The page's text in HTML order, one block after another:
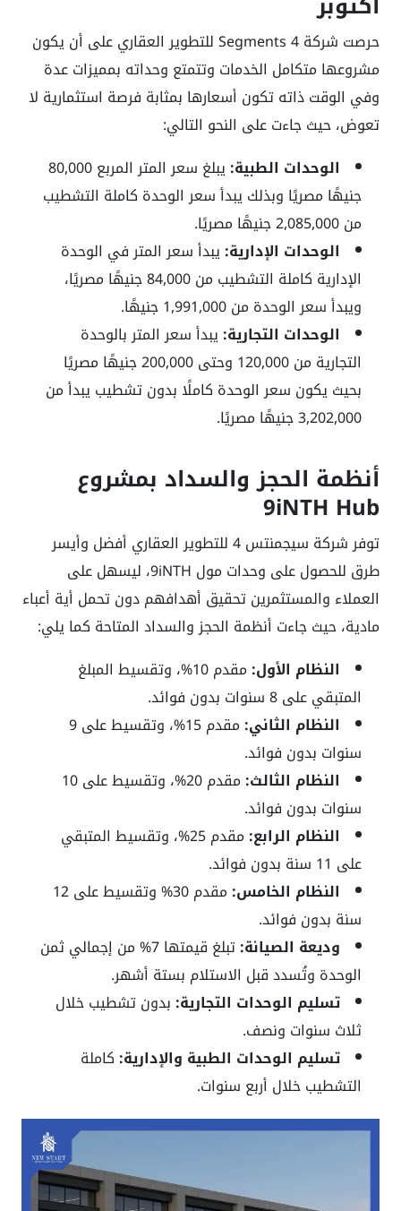
حرصت شركة Segments 4 للتطوير العقاري على أن يكون
مشروعها متكامل الخدمات وتتمتع وحداته بمميزات عدة
وفي الوقت ذاته تكون أسعارها بمثابة فرصة استثمارية لا
تعوض، حيث جاءت على النحو التالي:
الوحدات الطبية:
يبلغ سعر المتر المربع 80,000
جنيهًا مصريًا وبذلك يبدأ سعر الوحدة كاملة التشطيب
من 2,085,000 جنيهًا مصريًا.
الوحدات الإدارية:يبدأ سعر المتر في الوحدة
الإدارية كاملة التشطيب من 84,000 جنيهًا مصريًا،
ويبدأ سعر الوحدة من 1,991,000 جنيهًا.
الوحدات التجارية:يبدأ سعر المتر بالوحدة
التجارية من 120,000 وحتى 200,000 جنيهًا مصريًا
بحيث يكون سعر الوحدة كاملًا بدون تشطيب يبدأ من
3,202,000 جنيهًا مصريًا.
أنظمة الحجز والسداد بمشروع
9iNTH Hub
توفر شركة سيجمنتس 4 للتطوير العقاري أفضل وأيسر
طرق للحصول على وحدات مول 9iNTH، ليسهل على
العملاء والمستثمرين تحقيق أهدافهم دون تحمل أية أعباء
مادية، حيث جاءت أنظمة الحجز والسداد المتاحة كما يلي:
النظام الأول:
مقدم 10%، وتقسيط المبلغ
المتبقي على 8 سنوات بدون فوائد.
النظام الثاني:
مقدم 15%، وتقسيط على 9
سنوات بدون فوائد.
النظام الثالث:
مقدم 20%، وتقسيط على 10
سنوات بدون فوائد.
النظام الرابع:
مقدم 25%، وتقسيط المتبقي
على 11 سنة بدون فوائد.
النظام الخامس:
مقدم 30% وتقسيط على 12
سنة بدون فوائد.
وديعة الصيانة:
تبلغ قيمتها 7% من إجمالي ثمن
الوحدة وتُسدد قبل الاستلام بستة أشهر.
تسليم الوحدات التجارية: بدون تشطيب خلال
ثلاث سنوات ونصف.
تسليم الوحدات الطبية والإدارية: كاملة
التشطيب خلال أربع سنوات.